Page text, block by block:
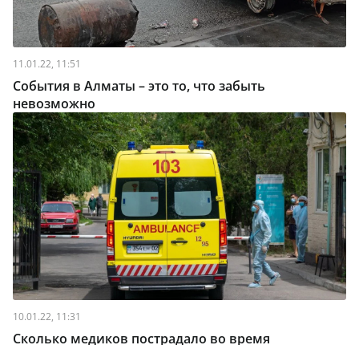
11.01.22, 11:51
События в Алматы – это то, что забыть
невозможно
10.01.22, 11:31
Сколько медиков пострадало во время